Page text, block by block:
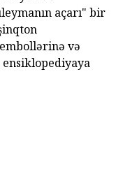
açarı" bir
və